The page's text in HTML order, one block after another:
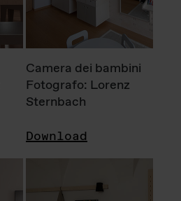
Camera dei bambini
Fotografo: Lorenz
Sternbach
Download